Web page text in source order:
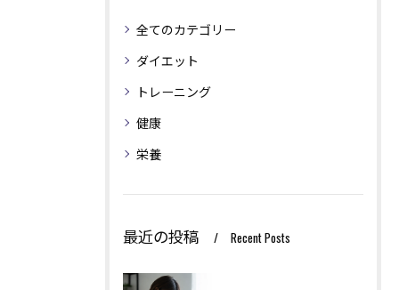
全てのカテゴリー
ダイエット
トレーニング
健康
栄養
最近の投稿 Recent Posts